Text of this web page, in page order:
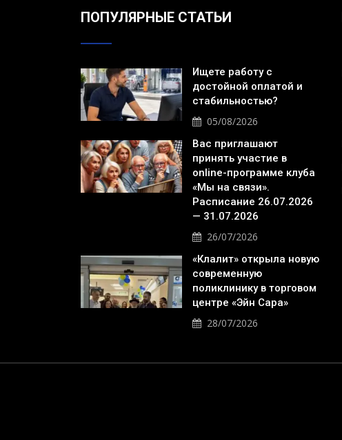
ПОПУЛЯРНЫЕ СТАТЬИ
Ищете работу с
достойной оплатой и
стабильностью?
05/08/2026
Вас приглашают
принять участие в
online-программе клуба
«Мы на связи».
Расписание 26.07.2026
— 31.07.2026
26/07/2026
«Клалит» открыла новую
современную
поликлинику в торговом
центре «Эйн Сара»
28/07/2026